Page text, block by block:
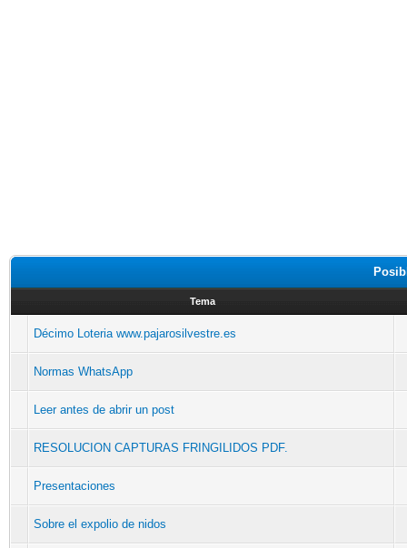
Tema
Décimo Loteria www.pajarosilvestre.es
Normas WhatsApp
Leer antes de abrir un post
RESOLUCION CAPTURAS FRINGILIDOS PDF.
Presentaciones
Sobre el expolio de nidos